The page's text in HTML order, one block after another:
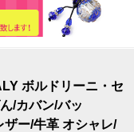
ボルドリーニ・セ
/カバン/バッ
ー/牛革 オシャレ/